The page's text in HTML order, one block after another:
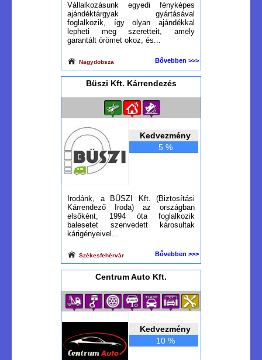
Vállalkozásunk egyedi fényképes
ajándéktárgyak gyártásával
foglalkozik, így olyan ajándékkal
lepheti meg szeretteit, amely
garantált örömet okoz, és...
Nagydobsza Bővebben >>>
Büszi Kft. Kárrendezés
Kedvezmény
5 %
Irodánk, a BÜSZI Kft. (Biztosítási
Kárrendező Iroda) az országban
elsőként, 1994 óta foglalkozik
balesetet szenvedett károsultak
kárigényeivel...
Székesfehérvár Bővebben >>>
Centrum Auto Kft.
Kedvezmény
10 %